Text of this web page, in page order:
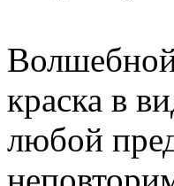
краска в
любой